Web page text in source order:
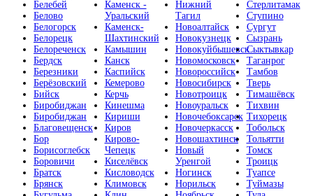
Белебей
Белово
Белогорск
Белорецк
Белореченск
Бердск
Березники
Берёзовский
Бийск
Биробиджан
Биробиджан
Благовещенск
Бор
Борисоглебск
Боровичи
Братск
Брянск
Каменск -
Уральский
Каменск-
Шахтинский
Камышин
Канск
Каспийск
Кемерово
Керчь
Кинешма
Кириши
Киров
Кирово-
Чепецк
Киселёвск
Кисловодск
Климовск
Нижний
Тагил
Новоалтайск
Новокузнецк
Новокуйбышевск
Новомосковск
Новороссийск
Новосибирск
Новотроицк
Новоуральск
Новочебоксарск
Новочеркасск
Новошахтинск
Новый
Уренгой
Ногинск
Норильск
Стерлитамак
Ступино
Сургут
Сызрань
Сыктывкар
Таганрог
Тамбов
Тверь
Тимашёвск
Тихвин
Тихорецк
Тобольск
Тольятти
Томск
Троицк
Туапсе
Туймазы